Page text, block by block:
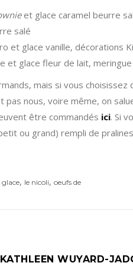
et glace caramel beurre
salé
et glace vanille, décorations
et glace fleur de lait,
mais si vous
pas nous, voire même, on
être commandés ici. Si
ou grand) rempli de
glace, le nicoli, oeufs de
KATHLEEN WUYARD-